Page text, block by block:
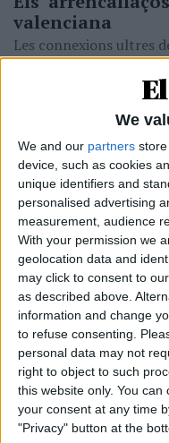
We
We and our partners
device, such as cookies
unique identifiers and
personalised advertising
measurement, audience
With your permission we
geolocation data and
may click to consent to
as described above.
information and change
to refuse consenting.
personal data may not
right to object to such
this website only. You
your consent at any time
"Privacy" button at the
valenciana
Les connexions ultres
imitació dels GDR
Juan Carlos Lagunas,
17.09.2018
VIOLÈNCIA ULTRADRETANA
Qui són els
manifestació